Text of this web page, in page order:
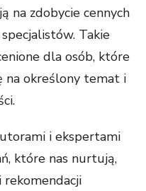
na zdobycie cennych
Takie
dla osób, które
na określony temat i
i ekspertami
które nas nurtują,
rekomendacji